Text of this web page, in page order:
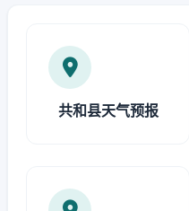
共和县天气预报